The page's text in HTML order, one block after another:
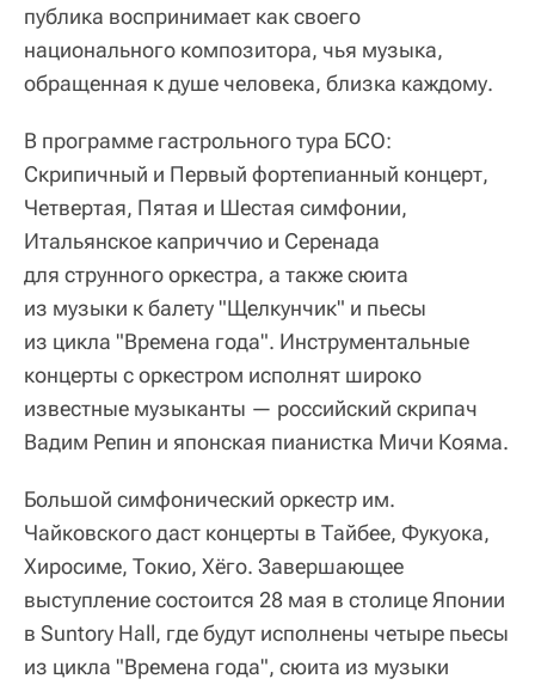
публика воспринимает как своего
национального композитора, чья музыка,
обращенная к душе человека, близка каждому.
В программе гастрольного тура БСО:
Скрипичный и Первый фортепианный концерт,
Четвертая, Пятая и Шестая симфонии,
Итальянское каприччио и Серенада
для струнного оркестра, а также сюита
из музыки к балету "Щелкунчик" и пьесы
из цикла "Времена года". Инструментальные
концерты с оркестром исполнят широко
известные музыканты — российский скрипач
Вадим Репин и японская пианистка Мичи Кояма.
Большой симфонический оркестр им.
Чайковского даст концерты в Тайбее, Фукуока,
Хиросиме, Токио, Хёго. Завершающее
выступление состоится 28 мая в столице Японии
в Suntory Hall, где будут исполнены четыре пьесы
из цикла "Времена года", сюита из музыки